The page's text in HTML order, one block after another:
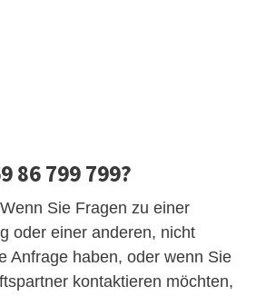
86 799 799?
Sie Fragen zu einer
oder einer anderen, nicht
Anfrage haben, oder wenn Sie
kontaktieren möchten,